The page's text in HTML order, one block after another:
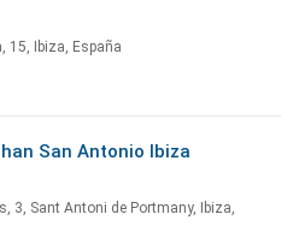
15, Ibiza, España
San Antonio Ibiza
3, Sant Antoni de Portmany, Ibiza,